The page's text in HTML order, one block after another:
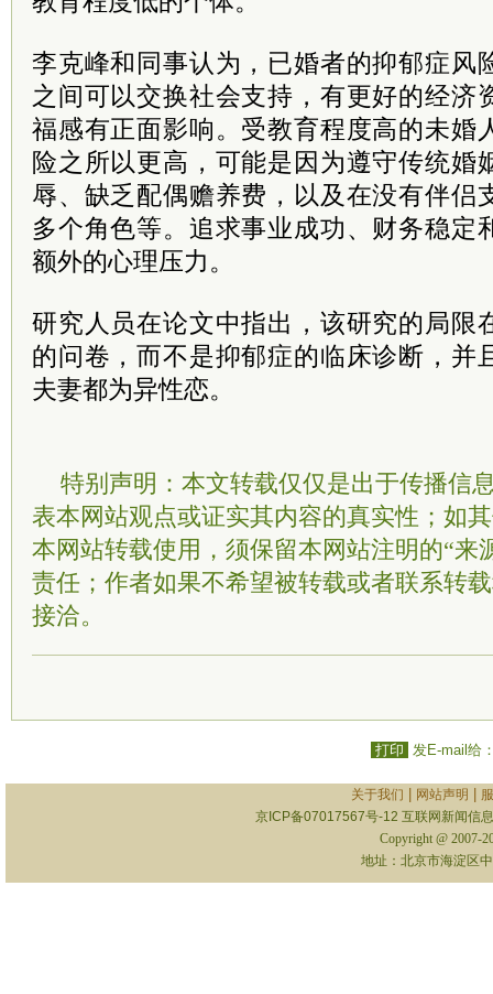
李克峰和同事认为，已婚者的抑郁症风
之间可以交换社会支持，有更好的经济
福感有正面影响。受教育程度高的未婚
险之所以更高，可能是因为遵守传统婚
辱、缺乏配偶赡养费，以及在没有伴侣
多个角色等。追求事业成功、财务稳定
额外的心理压力。
研究人员在论文中指出，该研究的局限
的问卷，而不是抑郁症的临床诊断，并
夫妻都为异性恋。
特别声明：本文转载仅仅是出于传播信
表本网站观点或证实其内容的真实性；如
本网站转载使用，须保留本网站注明的“来
责任；作者如果不希望被转载或者联系转
接洽。
打印 发E-mail给
关于我们 网站声明
京ICP备07017567号-12 互联网新闻信
Copyright @ 2007-
地址：北京市海淀区